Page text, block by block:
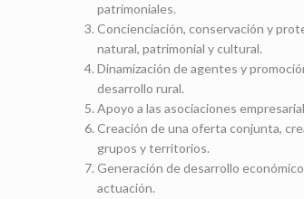
patrimoniales.
Concienciación, conservación y
natural, patrimonial y cultural.
Dinamización de agentes y
desarrollo rural.
Apoyo a las asociaciones
Creación de una oferta conjunta,
grupos y territorios.
Generación de desarrollo
actuación.